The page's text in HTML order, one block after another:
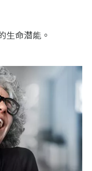
生命潜能。